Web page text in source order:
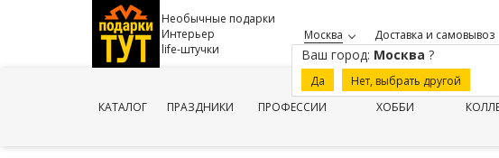
Необычные подарки
Интерьер
life-штучки
Москва
Ваш город: Москва ?
Да Нет, выбрать другой
Доставка и самовывоз
КАТАЛОГ ПРАЗДНИКИ ПРОФЕССИИ ХОББИ